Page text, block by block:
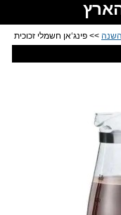
>> פינג‘אן חשמלי זכוכית